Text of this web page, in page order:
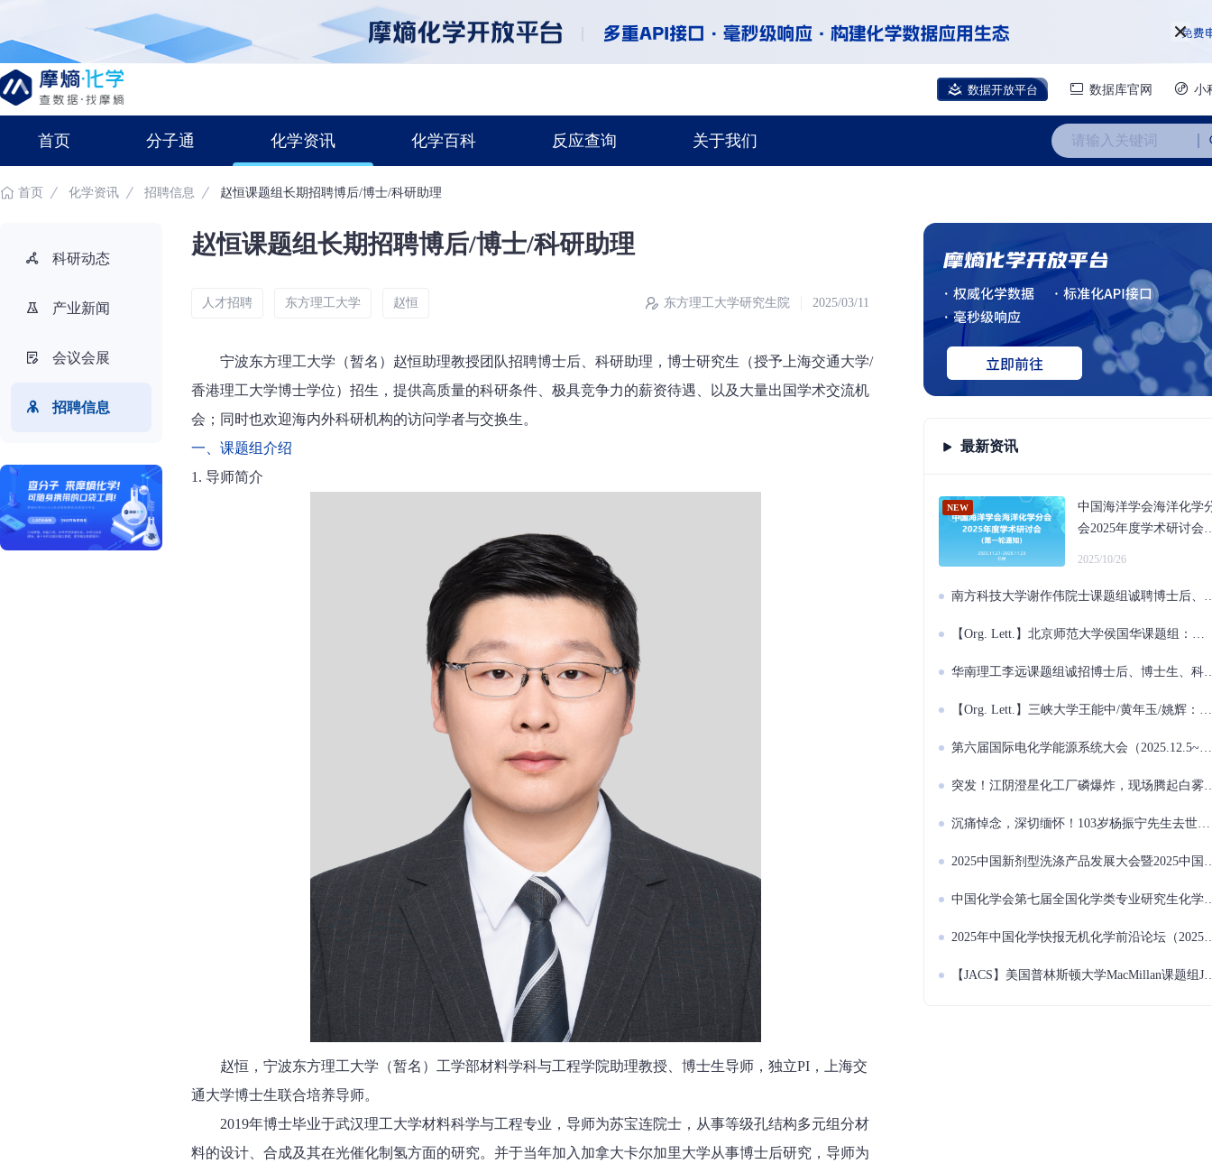
数据开放平台 数据库官网 小
首页 分子通 化学资讯 化学百科 反应查询 关于我们 请输入关键词
首页 化学资讯 招聘信息 赵恒课题组长期招聘博后/博士/科研助理
科研动态
产业新闻
会议会展
招聘信息
赵恒课题组长期招聘博后/博士/科研助理
人才招聘 东方理工大学 赵恒 东方理工大学研究生院 2025/03/11
宁波东方理工大学（暂名）赵恒助理教授团队招聘博士后、科研助理，博士研究生（授予上海交通大学/
香港理工大学博士学位）招生，提供高质量的科研条件、极具竞争力的薪资待遇、以及大量出国学术交流机
会；同时也欢迎海内外科研机构的访问学者与交换生。
一、课题组介绍
1. 导师简介
赵恒，宁波东方理工大学（暂名）工学部材料学科与工程学院助理教授、博士生导师，独立PI，上海交
通大学博士生联合培养导师。
2019年博士毕业于武汉理工大学材料科学与工程专业，导师为苏宝连院士，从事等级孔结构多元组分材
料的设计、合成及其在光催化制氢方面的研究。并于当年加入加拿大卡尔加里大学从事博士后研究，导师为
最新资讯
中国海洋学会海洋化学
会2025年度学术研讨会
2025/10/26
南方科技大学谢作伟院士课题组诚聘博士后、研究学者、科研助理
【Org. Lett.】北京师范大学侯国华课题组：铑催化α-氨甲基丙烯酸酯不对称氢化实现手性β-氨基丙酸酯的对映选择性合成
华南理工李远课题组诚招博士后、博士生、科研助理
【Org. Lett.】三峡大学王能中/黄年玉/姚辉：膦介导烯酮与MBH酯的多米诺反应
第六届国际电化学能源系统大会（2025.12.5~12.7 南宁）
突发！江阴澄星化工厂磷爆炸，现场腾起白雾和火光！
沉痛悼念，深切缅怀！103岁杨振宁先生去世，一代传奇谢幕
2025中国新剂型洗涤产品发展大会暨2025中国日用化学品可降解、可回收、可再生技术创新发展论坛会议（2025.10.22~10.24 扬州）
中国化学会第七届全国化学类专业研究生化学课程与教学研讨会（2025.11.7~11.9 杭州）
2025年中国化学快报无机化学前沿论坛（2025.11.28~12.1 哈尔滨）
【JACS】美国普林斯顿大学MacMillan课题组JACS：光镍协同催化脱氧C(sp3)−N(sp3)交叉偶联